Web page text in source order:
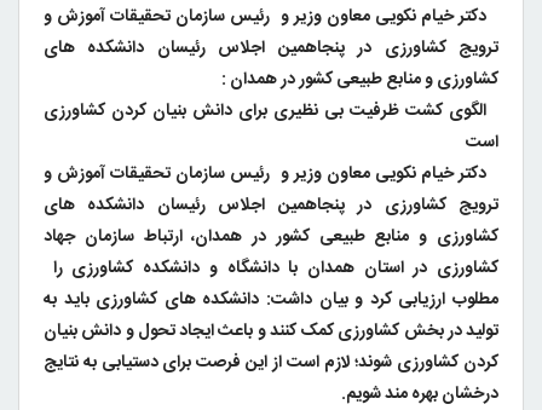
دکتر خیام نکویی معاون وزیر و رئیس سازمان تحقیقات آموزش و
ترویج کشاورزی در پنجاهمین اجلاس رئیسان دانشکده های
کشاورزی و منابع طبیعی کشور در همدان :
الگوی کشت ظرفیت بی نظیری برای دانش بنیان کردن کشاورزی
است
دکتر خیام نکویی معاون وزیر و رئیس سازمان تحقیقات آموزش و
ترویج کشاورزی در پنجاهمین اجلاس رئیسان دانشکده های
کشاورزی و منابع طبیعی کشور در همدان، ارتباط سازمان جهاد
کشاورزی در استان همدان با دانشگاه و دانشکده کشاورزی را
مطلوب ارزیابی کرد و بیان داشت: دانشکده های کشاورزی باید به
تولید در بخش کشاورزی کمک کنند و باعث ایجاد تحول و دانش بنیان
کردن کشاورزی شوند؛ لازم است از این فرصت برای دستیابی به نتایج
درخشان بهره مند شویم.